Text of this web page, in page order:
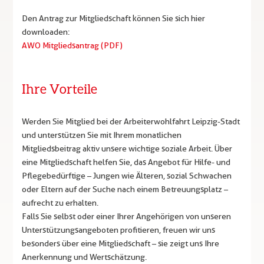
Den Antrag zur Mitgliedschaft können Sie sich hier
downloaden:
AWO Mitgliedsantrag (PDF)
Ihre Vorteile
Werden Sie Mitglied bei der Arbeiterwohlfahrt Leipzig-Stadt
und unterstützen Sie mit Ihrem monatlichen
Mitgliedsbeitrag aktiv unsere wichtige soziale Arbeit. Über
eine Mitgliedschaft helfen Sie, das Angebot für Hilfe- und
Pflegebedürftige – Jungen wie Älteren, sozial Schwachen
oder Eltern auf der Suche nach einem Betreuungsplatz –
aufrecht zu erhalten.
Falls Sie selbst oder einer Ihrer Angehörigen von unseren
Unterstützungsangeboten profitieren, freuen wir uns
besonders über eine Mitgliedschaft – sie zeigt uns Ihre
Anerkennung und Wertschätzung.